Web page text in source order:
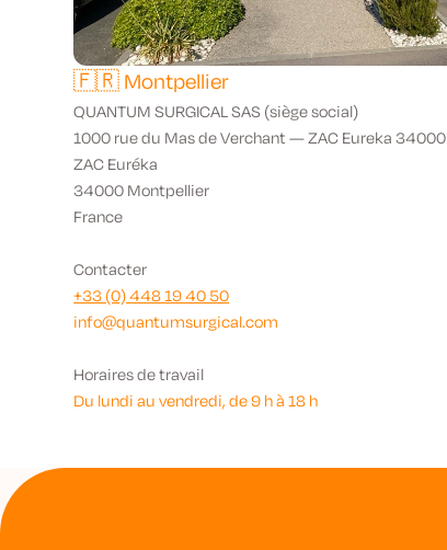
🇫🇷 Montpellier
QUANTUM SURGICAL SAS (siège social)
1000 rue du Mas de Verchant — ZAC Eureka 34000
ZAC Euréka
34000 Montpellier
France
Contacter
+33 (0) 448 19 40 50
info@quantumsurgical.com
Horaires de travail
Du lundi au vendredi, de 9 h à 18 h